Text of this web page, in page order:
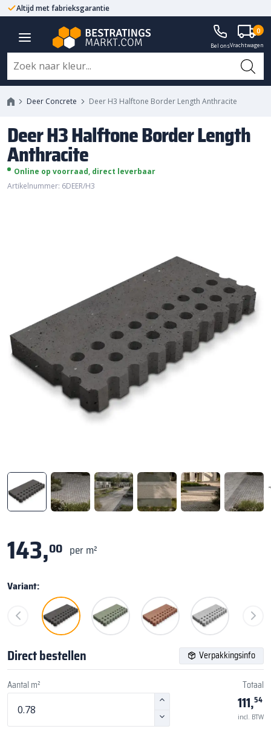
Altijd met fabrieksgarantie
Bel onsVrachtwagen
0
Deer Concrete Deer H3 Halftone Border Length Anthracite
Deer H3 Halftone Border Length
Anthracite
Online op voorraad, direct leverbaar
Artikelnummer: 6DEER/H3
143,00 per m²
Variant:
Direct bestellen Verpakkingsinfo
Aantal m² Totaal
111,54
incl. BTW
Deer H3 Halftone Border Length
Anthracite